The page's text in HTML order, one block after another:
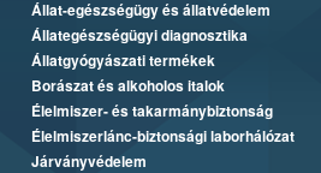
Állat-egészségügy és állatvédelem
Állategészségügyi diagnosztika
Állatgyógyászati termékek
Borászat és alkoholos italok
Élelmiszer- és takarmánybiztonság
Élelmiszerlánc-biztonsági laborhálózat
Járványvédelem